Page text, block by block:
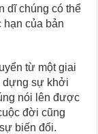
dĩ chúng có thể
hạn của bản
từ một giai
dựng sự khởi
nói lên được
đời cũng
biến đổi.